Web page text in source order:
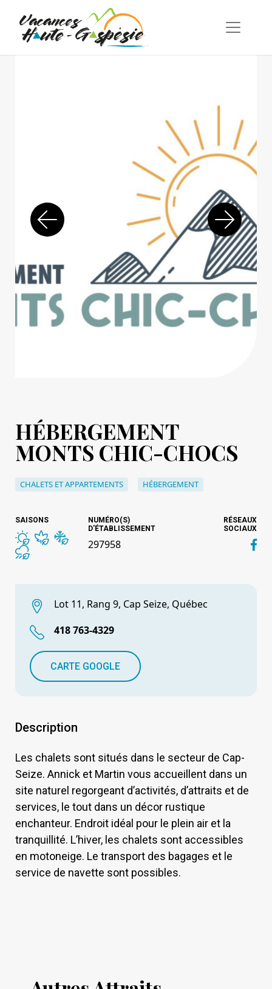
HÉBERGEMENT
MONTS CHIC-CHOCS
CHALETS ET APPARTEMENTS HÉBERGEMENT
SAISONS
NUMÉRO(S)
D'ÉTABLISSEMENT
297958
RÉSEAUX
SOCIAUX
Lot 11, Rang 9, Cap Seize, Québec
418 763-4329
CARTE GOOGLE
Description
Les chalets sont situés dans le secteur de Cap-
Seize. Annick et Martin vous accueillent dans un
site naturel regorgeant d’activités, d’attraits et de
services, le tout dans un décor rustique
enchanteur. Endroit idéal pour le plein air et la
tranquillité. L’hiver, les chalets sont accessibles
en motoneige. Le transport des bagages et le
service de navette sont possibles.